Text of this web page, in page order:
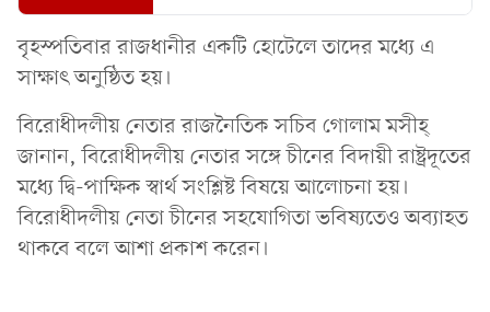
বৃহস্পতিবার রাজধানীর একটি হোটেলে তাদের মধ্যে এ
সাক্ষাৎ অনুষ্ঠিত হয়।
বিরোধীদলীয় নেতার রাজনৈতিক সচিব গোলাম মসীহ্
জানান, বিরোধীদলীয় নেতার সঙ্গে চীনের বিদায়ী রাষ্ট্রদূতের
মধ্যে দ্বি-পাক্ষিক স্বার্থ সংশ্লিষ্ট বিষয়ে আলোচনা হয়।
বিরোধীদলীয় নেতা চীনের সহযোগিতা ভবিষ্যতেও অব্যাহত
থাকবে বলে আশা প্রকাশ করেন।